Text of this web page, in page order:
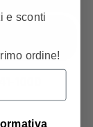
1000
e sconti
ordine!